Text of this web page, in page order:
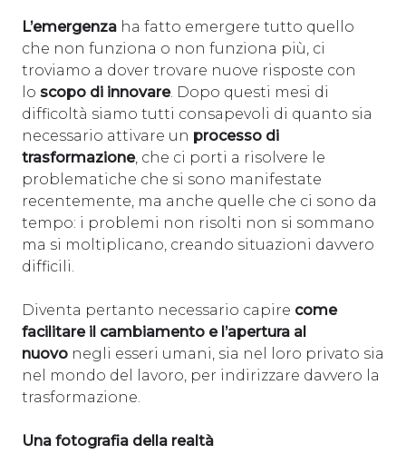
L’emergenza ha fatto emergere tutto quello
che non funziona o non funziona più, ci
troviamo a dover trovare nuove risposte con
lo scopo di innovare. Dopo questi mesi di
difficoltà siamo tutti consapevoli di quanto sia
necessario attivare un processo di
trasformazione, che ci porti a risolvere le
problematiche che si sono manifestate
recentemente, ma anche quelle che ci sono da
tempo: i problemi non risolti non si sommano
ma si moltiplicano, creando situazioni davvero
difficili.
Diventa pertanto necessario capire come
facilitare il cambiamento e l’apertura al
nuovo negli esseri umani, sia nel loro privato sia
nel mondo del lavoro, per indirizzare davvero la
trasformazione.
Una fotografia della realtà